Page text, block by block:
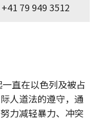
+41 79 949 3512
直在以色列及被占
人道法的遵守，通
力减轻暴力、冲突